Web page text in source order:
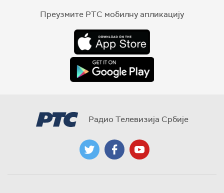
Преузмите РТС мобилну апликацију
Радио Телевизија Србије